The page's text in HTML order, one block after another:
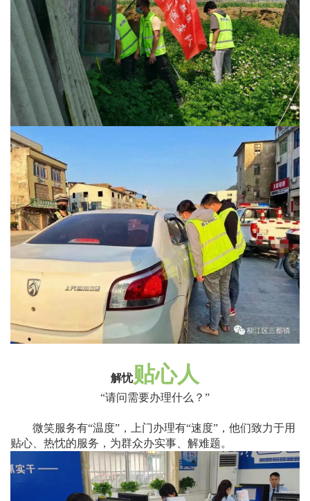
解忧贴心人
“请问需要办理什么？ ”
微笑服务有“温度” ，上门办理有“速度” ，他们致力于用
贴心、热忱的服务，为群众办实事、解难题。